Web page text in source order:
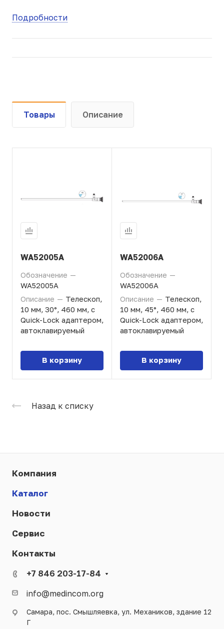
Подробности
Товары Описание
WA52005A
Обозначение —
WA52005A
Описание — Телескоп,
10 мм, 30°, 460 мм, с
Quick-Lock адаптером,
автоклавируемый
В корзину
WA52006A
Обозначение —
WA52006A
Описание — Телескоп,
10 мм, 45°, 460 мм, с
Quick-Lock адаптером,
автоклавируемый
В корзину
Назад к списку
Компания
Каталог
Новости
Сервис
Контакты
+7 846 203-17-84
info@medincom.org
Самара, пос. Смышляевка, ул. Механиков, здание 12
Г